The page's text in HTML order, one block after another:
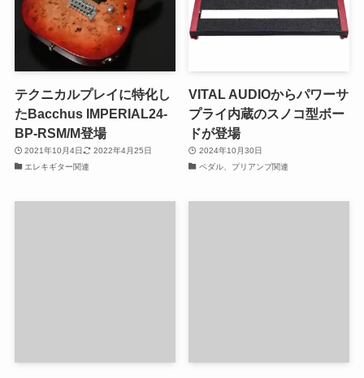
テクニカルプレイに特化し
たBacchus IMPERIAL24-
BP-RSM/M登場
2021年10月4日
2022年4月25日
エレキギター関連
VITAL AUDIOからパワーサ
プライ内蔵のスノコ型ボー
ドが登場
2024年10月30日
ペダル、プリアンプ関連